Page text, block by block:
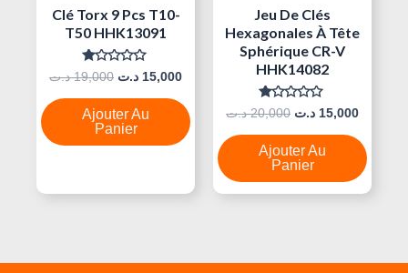
Clé Torx 9 Pcs T10-
T50 HHK13091
Note
Sur
5
19,000 د.ت 15,000 د.ت
Ajouter Au
Panier
Jeu De Clés
Hexagonales À Tête
Sphérique CR-V
HHK14082
Note
Sur
5
20,000 د.ت 15,000 د.ت
Ajouter Au
Panier